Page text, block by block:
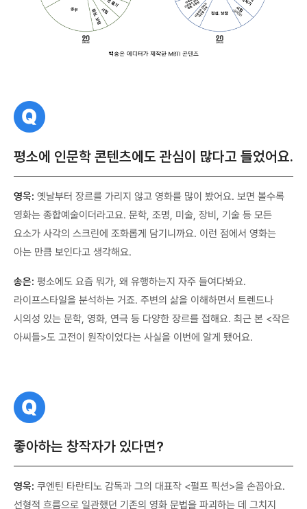
질
문
평소에 인문학 콘텐츠에도 관심이 많다고 들었어요.
영욱: 옛날부터 장르를 가리지 않고 영화를 많이 봤어요. 보면 볼수록
영화는 종합예술이더라고요. 문학, 조명, 미술, 장비, 기술 등 모든
요소가 사각의 스크린에 조화롭게 담기니까요. 이런 점에서 영화는
아는 만큼 보인다고 생각해요.
송은: 평소에도 요즘 뭐가, 왜 유행하는지 자주 들여다봐요.
라이프스타일을 분석하는 거죠. 주변의 삶을 이해하면서 트렌드나
시의성 있는 문학, 영화, 연극 등 다양한 장르를 접해요. 최근 본 <작은
아씨들>도 고전이 원작이었다는 사실을 이번에 알게 됐어요.
질
문
좋아하는 창작자가 있다면?
영욱: 쿠엔틴 타란티노 감독과 그의 대표작 <펄프 픽션>을 손꼽아요.
선형적 흐름으로 일관했던 기존의 영화 문법을 파괴하는 데 그치지